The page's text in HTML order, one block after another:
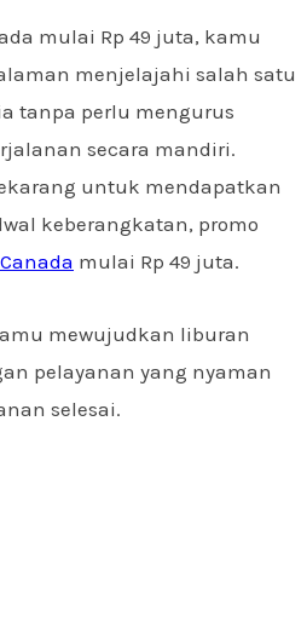
mulai Rp 49 juta, kamu
menjelajahi salah satu
tanpa perlu mengurus
secara mandiri.
untuk mendapatkan
keberangkatan, promo
mulai Rp 49 juta.
mewujudkan liburan
pelayanan yang nyaman
selesai.